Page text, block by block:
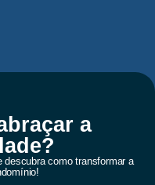
a
como transformar a